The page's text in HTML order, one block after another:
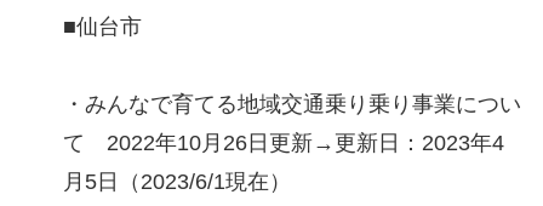
■仙台市
・みんなで育てる地域交通乗り乗り事業につい
て 2022年10月26日更新→更新日：2023年4
月5日（2023/6/1現在）